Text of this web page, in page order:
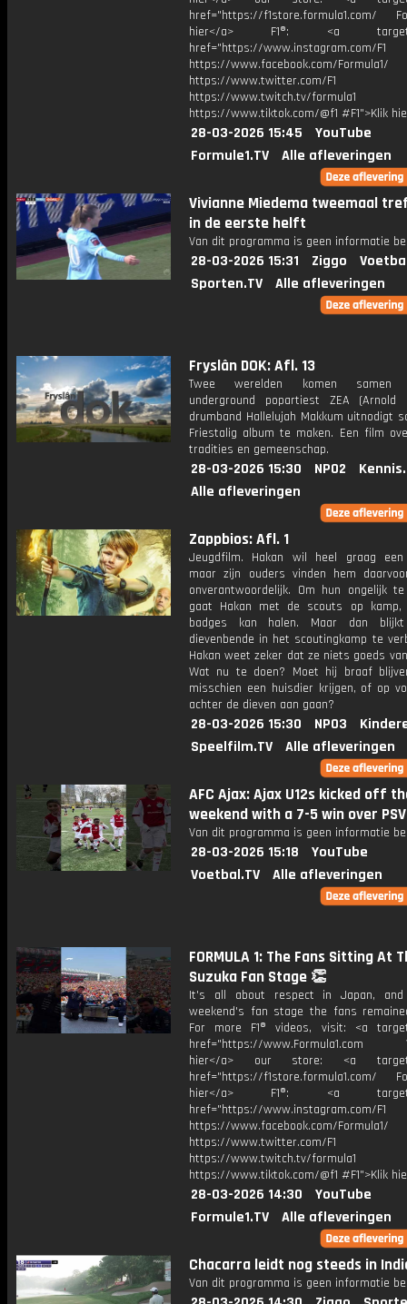
href="https://f1store.formula1.com/
hier</a> F1®: <a
href="https://www.instagram.com/F1
https://www.facebook.com/Formula1/
https://www.twitter.com/F1
https://www.twitch.tv/formula1
https://www.tiktok.com/@f1 #F1">Klik
28-03-2026 15:45
YouTube
Formule1.TV
Alle afleveringen
Vivianne Miedema tweemaal
in de eerste helft
Van dit programma is geen informatie
28-03-2026 15:31 Ziggo
Sporten.TV
Alle afleveringen
Fryslân DOK: Afl. 13
Twee werelden komen samen
underground popartiest ZEA (Arnold
drumband Hallelujah Makkum uitnodigt
Friestalig album te maken. Een film
tradities en gemeenschap.
28-03-2026 15:30 NPO2
Alle afleveringen
Zappbios: Afl. 1
Jeugdfilm. Hakan wil heel graag een
maar zijn ouders vinden hem
onverantwoordelijk. Om hun ongelijk
gaat Hakan met de scouts op
badges kan halen. Maar dan
dievenbende in het scoutingkamp te
Hakan weet zeker dat ze niets goeds
Wat nu te doen? Moet hij braaf
misschien een huisdier krijgen, of op
achter de dieven aan gaan?
28-03-2026 15:30 NPO3
Speelfilm.TV
Alle afleveringen
AFC Ajax: Ajax U12s kicked off
weekend with a 7-5 win over
Van dit programma is geen informatie
28-03-2026 15:18
YouTube
Voetbal.TV
Alle afleveringen
FORMULA 1: The Fans Sitting At
Suzuka Fan Stage 👏
It's all about respect in Japan,
weekend's fan stage the fans
For more F1® videos, visit: <a
href="https://www.Formula1.com
hier</a> our store: <a
href="https://f1store.formula1.com/
hier</a> F1®: <a
href="https://www.instagram.com/F1
https://www.facebook.com/Formula1/
https://www.twitter.com/F1
https://www.twitch.tv/formula1
https://www.tiktok.com/@f1 #F1">Klik
28-03-2026 14:30
YouTube
Formule1.TV
Alle afleveringen
Chacarra leidt nog steeds in
Van dit programma is geen informatie